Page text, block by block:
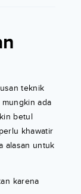
teknik
ada
betul
khawatir
alasan untuk
karena